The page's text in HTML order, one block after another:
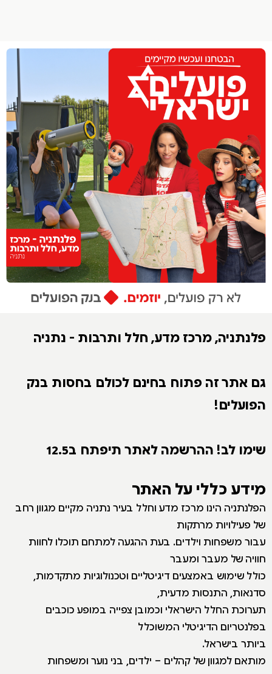
הפרופיל שלי
התנתק
פלנתניה, מרכז מדע, חלל ותרבות - נתניה
גם אתר זה פתוח בחינם לכולם בחסות בנק
הפועלים!
שימו לב! ההרשמה לאתר תיפתח ב12.5
מידע כללי על האתר
הפלנתניה הינו מרכז מדע וחלל בעיר נתניה מקיים מגוון רחב
של פעילויות מרתקות
עבור משפחות וילדים. בעת ההגעה למתחם תוכלו לחוות
חוויה של מעבר ומעבר
כולל שימוש באמצעים דיגיטליים וטכנולוגיות מתקדמות,
סדנאות, התנסות מדעית,
תערוכת החלל הישראלי וכמובן צפייה במופע כוכבים
בפלנטריום הדיגיטלי המשוכלל
ביותר בישראל.
מותאם למגוון של קהלים – ילדים, בני נוער ומשפחות